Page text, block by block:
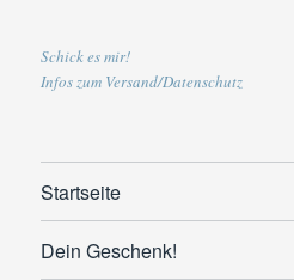
Schick es mir!
Infos zum Versand/Datenschutz
Startseite
Dein Geschenk!